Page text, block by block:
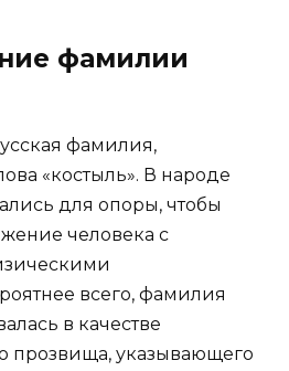
фамилии
фамилия,
«костыль». В народе
для опоры, чтобы
человека с
всего, фамилия
в качестве
прозвища, указывающего